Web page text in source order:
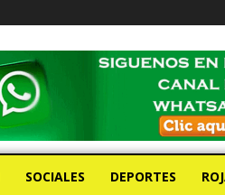
SOCIALES DEPORTES